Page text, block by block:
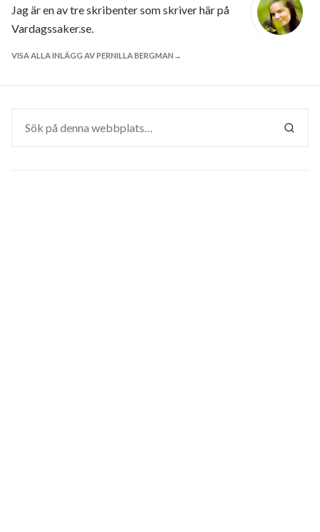
Jag är en av tre skribenter som skriver här på
Vardagssaker.se.
VISA ALLA INLÄGG AV PERNILLA BERGMAN
efter:
SÖK